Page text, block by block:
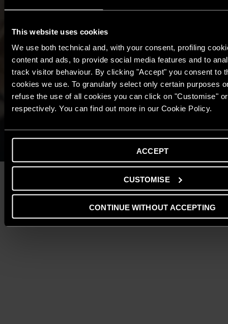
This website uses cookies
We use both technical and, with your consent, profiling
content and ads, to provide social media features and to
track visitor behaviour. By clicking "Accept" you consent to
cookies we use. To granularly select only certain purposes
refuse the use of all cookies you can click on "Customise"
respectively. You can find out more in our Cookie Policy.
ACCEPT
CUSTOMISE
CONTINUE WITHOUT ACCEPTING